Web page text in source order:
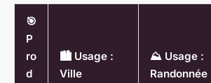
🎯
P
ro
d
🏙️ Usage :
Ville
⛰️ Usage :
Randonnée